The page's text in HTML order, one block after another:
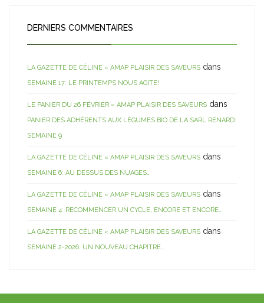
DERNIERS COMMENTAIRES
LA GAZETTE DE CÉLINE « AMAP PLAISIR DES SAVEURS dans
SEMAINE 17: LE PRINTEMPS NOUS AGITE!
LE PANIER DU 26 FÉVRIER « AMAP PLAISIR DES SAVEURS dans
PANIER DES ADHÉRENTS AUX LÉGUMES BIO DE LA SARL RENARD:
SEMAINE 9
LA GAZETTE DE CÉLINE « AMAP PLAISIR DES SAVEURS dans
SEMAINE 6: AU DESSUS DES NUAGES…
LA GAZETTE DE CÉLINE « AMAP PLAISIR DES SAVEURS dans
SEMAINE 4: RECOMMENCER UN CYCLE, ENCORE ET ENCORE…
LA GAZETTE DE CÉLINE « AMAP PLAISIR DES SAVEURS dans
SEMAINE 2-2026: UN NOUVEAU CHAPITRE…